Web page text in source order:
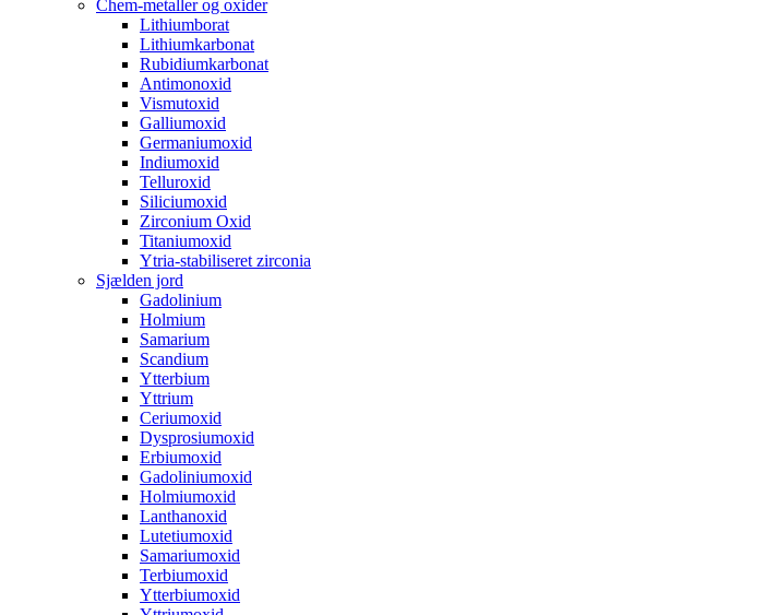
Chem-metaller og oxider
Lithiumborat
Lithiumkarbonat
Rubidiumkarbonat
Antimonoxid
Vismutoxid
Galliumoxid
Germaniumoxid
Indiumoxid
Telluroxid
Siliciumoxid
Zirconium Oxid
Titaniumoxid
Ytria-stabiliseret zirconia
Sjælden jord
Gadolinium
Holmium
Samarium
Scandium
Ytterbium
Yttrium
Ceriumoxid
Dysprosiumoxid
Erbiumoxid
Gadoliniumoxid
Holmiumoxid
Lanthanoxid
Lutetiumoxid
Samariumoxid
Terbiumoxid
Ytterbiumoxid